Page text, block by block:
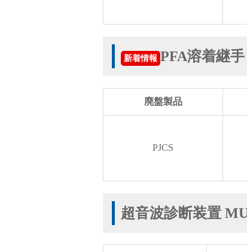
ダウンロード
製品カタログダウンロード
サポート
新着情報 PFA溶着継
廃盤製品
PJCS
超音波診断装置